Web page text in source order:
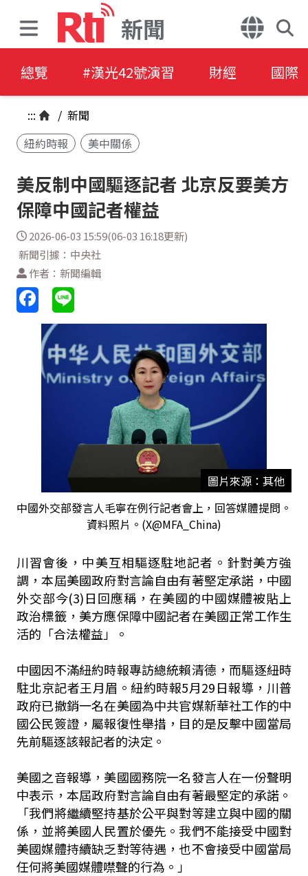
新聞
總覽 #漢光42號演習 財經 國際
::: / 新聞
紐約時報
美中關係
美反制中國驅逐記者 北京反要美方
保障中國記者權益
2026-06-03 15:59(06-03 16:18更新)
新聞引據：中央社
作者：新聞編輯
圖片來源：其他
中國外交部發言人毛寧在例行記者會上，回答媒體提問。
資料照片。(X@MFA_China)
川習會後，中美互相驅逐駐地記者。針對美方強
調，本屆美國政府對言論自由有著堅定承諾，中國
外交部今(3)日回應稱，在美國的中國媒體被貼上
政治標籤，美方應保障中國記者在美國正常工作生
活的「合法權益」。
中國因不滿紐約時報專訪總統賴清德，而驅逐紐時
駐北京記者王月眉。紐約時報5月29日報導，川普
政府已撤銷一名在美國為中共官媒新華社工作的中
國公民簽證，屬報復性舉措，目的是反擊中國當局
先前驅逐該報記者的決定。
美國之音報導，美國國務院一名發言人在一份聲明
中表示，本屆政府對言論自由有著最堅定的承諾。
「我們將繼續堅持基於公平與對等建立與中國的關
係，並將美國人民置於優先。我們不能接受中國對
美國媒體持續缺乏對等待遇，也不會接受中國當局
任何將美國媒體噤聲的行為。」